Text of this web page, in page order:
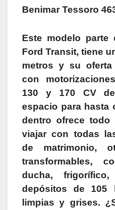
Benimar Tessoro
Este modelo
Ford Transit, tiene
metros y su oferta
con
130 y 170 CV
espacio para hasta
dentro ofrece todo
viajar con todas
de matrimonio,
transformables,
ducha,
depósitos de 105
limpias y grises.